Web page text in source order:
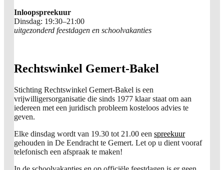
Inloopspreekuur
Dinsdag: 19:30–21:00
uitgezonderd feestdagen en schoolvakanties
Rechtswinkel Gemert-Bakel
Rechtswinkel Gemert-Bakel
Stichting Rechtswinkel Gemert-Bakel is een
vrijwilligersorganisatie die sinds 1977 klaar staat om aan
iedereen met een juridisch probleem kosteloos advies te
geven.
Elke dinsdag wordt van 19.30 tot 21.00 een spreekuur
gehouden in De Eendracht te Gemert. Let op u dient vooraf
telefonisch een afspraak te maken!